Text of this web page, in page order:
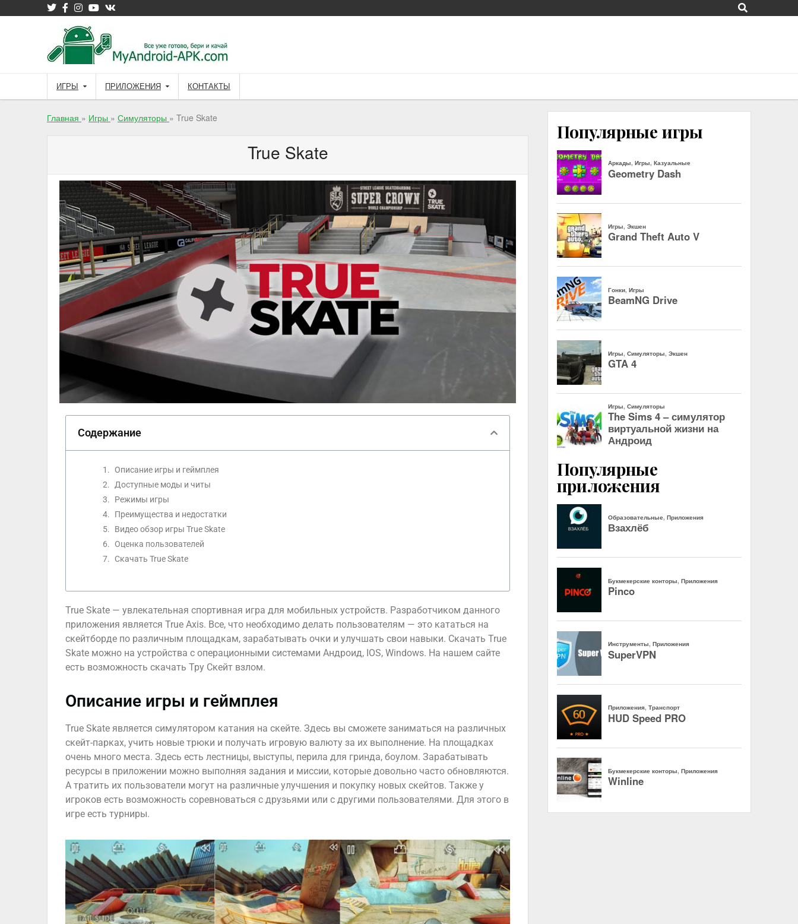
ИГРЫ ПРИЛОЖЕНИЯ КОНТАКТЫ
Главная » Игры » Симуляторы » True Skate
True Skate
Содержание
Описание игры и геймплея
Доступные моды и читы
Режимы игры
Преимущества и недостатки
Видео обзор игры True Skate
Оценка пользователей
Скачать True Skate
True Skate — увлекательная спортивная игра для мобильных устройств. Разработчиком данного
приложения является True Axis. Все, что необходимо делать пользователям — это кататься на
скейтборде по различным площадкам, зарабатывать очки и улучшать свои навыки. Скачать True
Skate можно на устройства с операционными системами Андроид, IOS, Windows. На нашем сайте
есть возможность скачать Тру Скейт взлом.
Описание игры и геймплея
True Skate является симулятором катания на скейте. Здесь вы сможете заниматься на различных
скейт-парках, учить новые трюки и получать игровую валюту за их выполнение. На площадках
очень много места. Здесь есть лестницы, выступы, перила для гринда, боулом. Зарабатывать
ресурсы в приложении можно выполняя задания и миссии, которые довольно часто обновляются.
А тратить их пользователи могут на различные улучшения и покупку новых скейтов. Также у
игроков есть возможность соревноваться с друзьями или с другими пользователями. Для этого в
игре есть турниры.
Популярные игры
Популярные
приложения